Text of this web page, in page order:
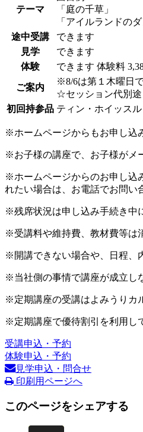
テーマ
「庭の千草」
「アイルランドの
途中受講
できます
見学
できます
体験
できます 体験料
ご案内
※8/6は第１木曜日で
☆セッション代別途
初回持参品 ティン・ホイッス
※ホームページからもお申し込
※お子様の講座で、お子様がメ
※ホームページからのお申し込
れたい場合は、お電話でお問い
※残席状況は申し込み手続き中
※受講料や維持費、教材費等は
※開講できない場合や、日程、
※当社側の事情で講座が成立し
※定期講座の受講はよみうりカ
※定期講座で優待割引を利用し
受講申込・予約
体験申込・予約
見学申込・問合せ
印刷用ページへ
このページをシェアする